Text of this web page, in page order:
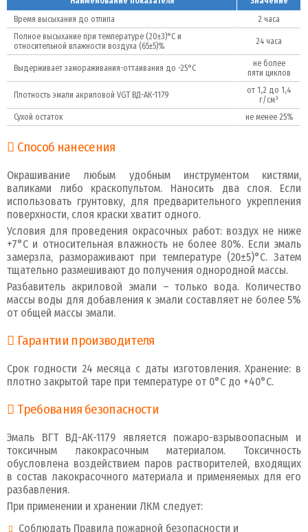
Время высыхания до отлипа
2 часа
Полное высыхание при температуре (20±3)°С и
относительной влажности воздуха (65±5)%
24 часа
Выдерживает замораживания-оттаивания до -25°С
не более
пяти циклов
Плотность эмали акриловой VGT ВД-АК-1179
от 1,2 до 1,4
г/см³
Сухой остаток
не менее 25%
Способ нанесения
Окрашивание любым удобным инструментом кистями,
валиками либо краскопультом. Наносить два слоя. Если
использовать грунтовку, для предварительного укрепления
поверхности, слоя краски хватит одного.
Условия для проведения окрасочных работ: воздух не ниже
+7°С и относительная влажность не более 80%. Если эмаль
замерзла, размораживают при температуре (20±5)°С. Затем
тщательно размешивают до получения однородной массы.
Разбавитель акриловой эмали – только вода. Количество
массы воды для добавления к эмали составляет не более 5%
от общей массы эмали.
Гарантии производителя
Срок годности 24 месяца с даты изготовления. Хранение: в
плотно закрытой таре при температуре от 0°С до +40°С.
Требования безопасности
Эмаль ВГТ ВД-АК-1179 является пожаро-взрывоопасным и
токсичным лакокрасочным материалом. Токсичность
обусловлена воздействием паров растворителей, входящих
в состав лакокрасочного материала и применяемых для его
разбавления.
При применении и хранении ЛКМ следует:
Соблюдать Правила пожарной безопасности и